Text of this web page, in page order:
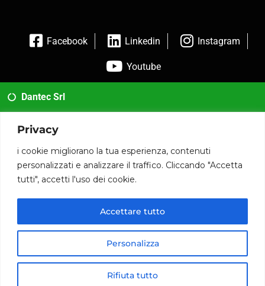
Privacy
i cookie migliorano la tua esperienza, contenuti
personalizzati e analizzare il traffico. Cliccando "Accetta
tutti", accetti l'uso dei cookie.
Personalizza
Rifiuta tutto
Accettare tutto
Facebook Linkedin Instagram
Youtube
Dantec Srl
02 35954173
info@dantec.it
Via San Francesco 20 20826 Misinto (MB)
P.iva: 12090590014
© 2020 www.dantec.it .